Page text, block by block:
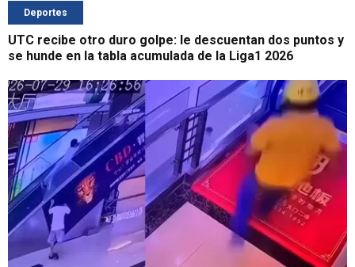
Deportes
UTC recibe otro duro golpe: le descuentan dos puntos y
se hunde en la tabla acumulada de la Liga1 2026